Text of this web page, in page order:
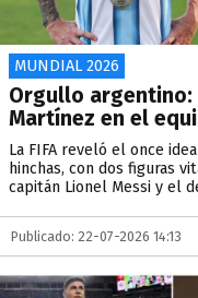
MUNDIAL 2026
Orgullo argentino:
Martínez en el
La FIFA reveló el once
hinchas, con dos figuras
capitán Lionel Messi y el
Publicado: 22-07-2026 14:13